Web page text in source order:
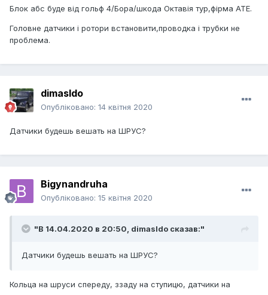
Блок абс буде від гольф 4/Бора/шкода Октавія тур,фірма ATE.
Головне датчики і ротори встановити,проводка і трубки не
проблема.
dimasldo
Опубліковано: 14 квітня 2020
Датчики будешь вешать на ШРУС?
Bigynandruha
Опубліковано: 15 квітня 2020
"В 14.04.2020 в 20:50, dimasldo сказав:"
Датчики будешь вешать на ШРУС?
Кольца на шруси спереду, ззаду на ступицю, датчики на